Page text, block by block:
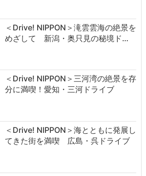
＜Drive! NIPPON＞滝雲雲海の絶景を
めざして 新潟・奥只見の秘境ド…
＜Drive! NIPPON＞三河湾の絶景を存
分に満喫！愛知・三河ドライブ
＜Drive! NIPPON＞海とともに発展し
てきた街を満喫 広島・呉ドライブ